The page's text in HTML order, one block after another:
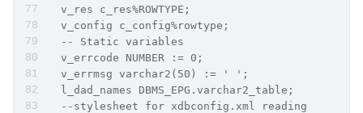
  v_res c_res%ROWTYPE;
  v_config c_config%rowtype;
  -- Static variables
  v_errcode NUMBER := 0;
  v_errmsg varchar2(50) := ' ';
  l_dad_names DBMS_EPG.varchar2_table;
  --stylesheet for xdbconfig.xml reading